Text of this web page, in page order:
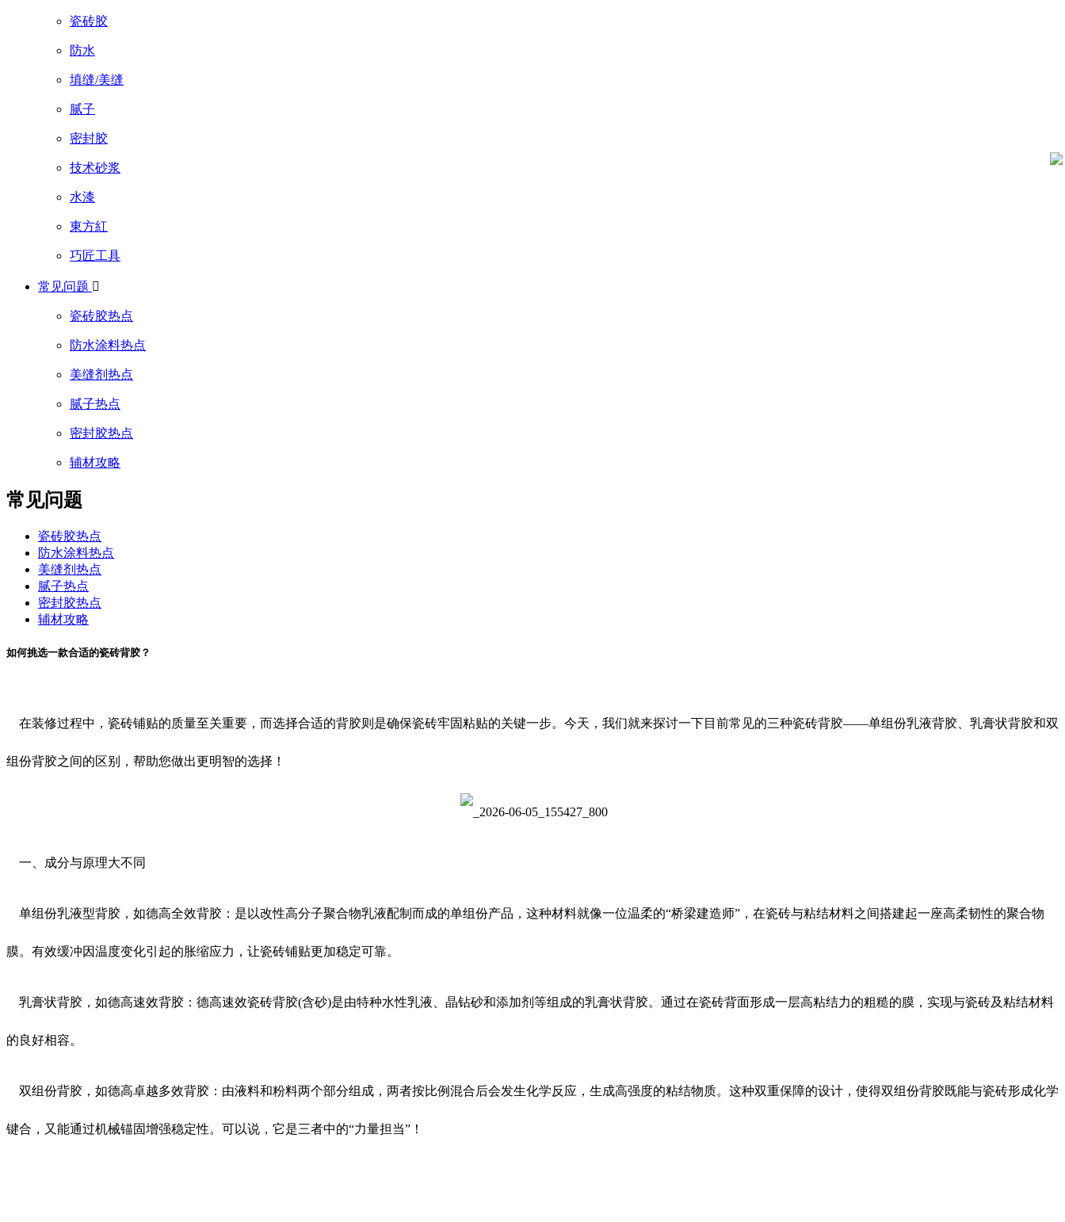
瓷砖胶
防水
填缝/美缝
腻子
密封胶
技术砂浆
水漆
東方紅
巧匠工具
常见问题 
瓷砖胶热点
防水涂料热点
美缝剂热点
腻子热点
密封胶热点
辅材攻略
常见问题
瓷砖胶热点
防水涂料热点
美缝剂热点
腻子热点
密封胶热点
辅材攻略
如何挑选一款合适的瓷砖背胶？
在装修过程中，瓷砖铺贴的质量至关重要，而选择合适的背胶则是确保瓷砖牢固粘贴的关键一步。今天，我们就来探讨一下目前常见的三种瓷砖背胶——单组份乳液背胶、乳膏状背胶和双
组份背胶之间的区别，帮助您做出更明智的选择！
一、成分与原理大不同
单组份乳液型背胶，如德高全效背胶：是以改性高分子聚合物乳液配制而成的单组份产品，这种材料就像一位温柔的“桥梁建造师”，在瓷砖与粘结材料之间搭建起一座高柔韧性的聚合物
膜。有效缓冲因温度变化引起的胀缩应力，让瓷砖铺贴更加稳定可靠。
乳膏状背胶，如德高速效背胶：德高速效瓷砖背胶(含砂)是由特种水性乳液、晶钻砂和添加剂等组成的乳膏状背胶。通过在瓷砖背面形成一层高粘结力的粗糙的膜，实现与瓷砖及粘结材料
的良好相容。
双组份背胶，如德高卓越多效背胶：由液料和粉料两个部分组成，两者按比例混合后会发生化学反应，生成高强度的粘结物质。这种双重保障的设计，使得双组份背胶既能与瓷砖形成化学
键合，又能通过机械锚固增强稳定性。可以说，它是三者中的“力量担当”！